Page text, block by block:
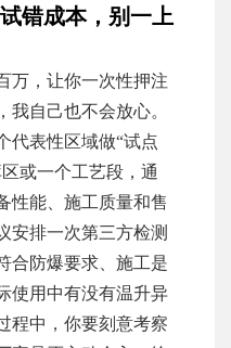
错成本，别一上
万，让你一次性押注
我自己也不会放心。
代表性区域做“试点
或一个工艺段，通
性能、施工质量和售
安排一次第三方检测
合防爆要求、施工是
使用中有没有温升异
程中，你要刻意考察